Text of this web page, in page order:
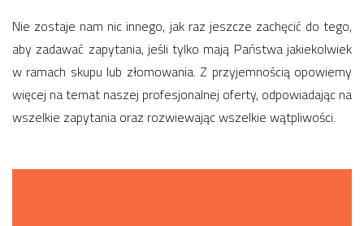
Nie zostaje nam nic innego, jak raz jeszcze zachęcić do tego,
aby zadawać zapytania, jeśli tylko mają Państwa jakiekolwiek
w ramach skupu lub złomowania. Z przyjemnością opowiemy
więcej na temat naszej profesjonalnej oferty, odpowiadając na
wszelkie zapytania oraz rozwiewając wszelkie wątpliwości.